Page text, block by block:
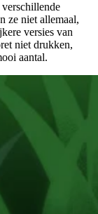
ze niet allemaal,
versies van
niet drukken,
aantal.